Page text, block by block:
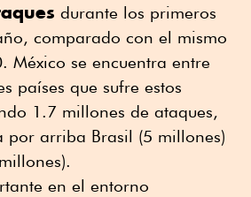
durante los primeros
comparado con el mismo
México se encuentra entre
países que sufre estos
1.7 millones de ataques,
por arriba Brasil (5 millones)
en el entorno